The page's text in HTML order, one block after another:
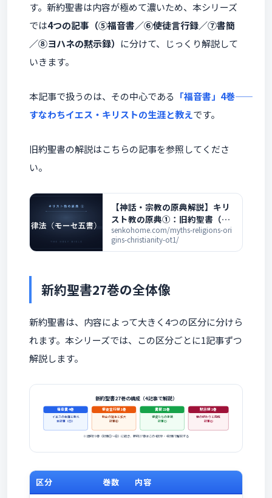
す。新約聖書は内容が極めて濃いため、本シリーズ
では4つの記事（⑤福音書／⑥使徒言行録／⑦書簡
／⑧ヨハネの黙示録） に分けて、じっくり解説して
いきます。
本記事で扱うのは、その中心である 「福音書」4巻――
すなわちイエス・キリストの生涯と教えです。
旧約聖書の解説はこちらの記事を参照してくださ
い。
【神話・宗教の原典解説】キリ
スト教の原典①：旧約聖書（律
法・モーセ五書）を1巻ずつ解
説
senkohome.com/myths-religions-ori
gins-christianity-ot1/
新約聖書27巻の全体像
新約聖書は、内容によって大きく4つの区分に分けら
れます。本シリーズでは、この区分ごとに1記事ずつ
解説します。
新約聖書27巻の構成（4記事で解説）
福音書 4巻
イエスの生涯と教え
本記事（⑤）
使徒言行録 1巻
教会の誕生と拡大
記事⑥
書簡 21巻
使徒たちの手紙
記事⑦
黙示録 1巻
世の終わりと完成
記事⑧
※ 旧約39巻（記事①〜④）に続き、新約27巻はこの4区分・4記事で解説する
区分 巻数
内容